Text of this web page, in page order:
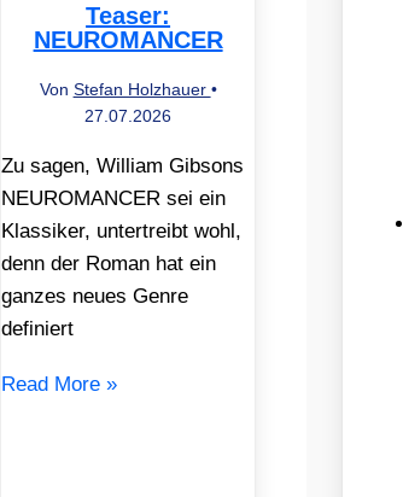
Teaser:
NEUROMANCER
Von Stefan Holzhauer •
27.07.2026
Zu sagen, William Gibsons
NEUROMANCER sei ein
Klassiker, untertreibt wohl,
denn der Roman hat ein
ganzes neues Genre
definiert
Read More »